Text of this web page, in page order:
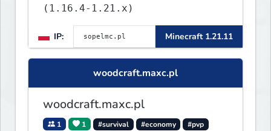
(1.16.4-1.21.x)
IP: Minecraft 1.21.11
woodcraft.maxc.pl
woodcraft.maxc.pl
1 1 #survival #economy
#pvp